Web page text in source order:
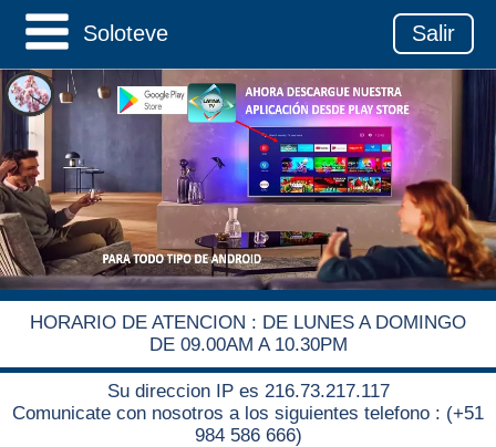
Salir
Soloteve
HORARIO DE ATENCION : DE LUNES A DOMINGO
DE 09.00AM A 10.30PM
Su direccion IP es 216.73.217.117
Comunicate con nosotros a los siguientes telefono : (+51
984 586 666)